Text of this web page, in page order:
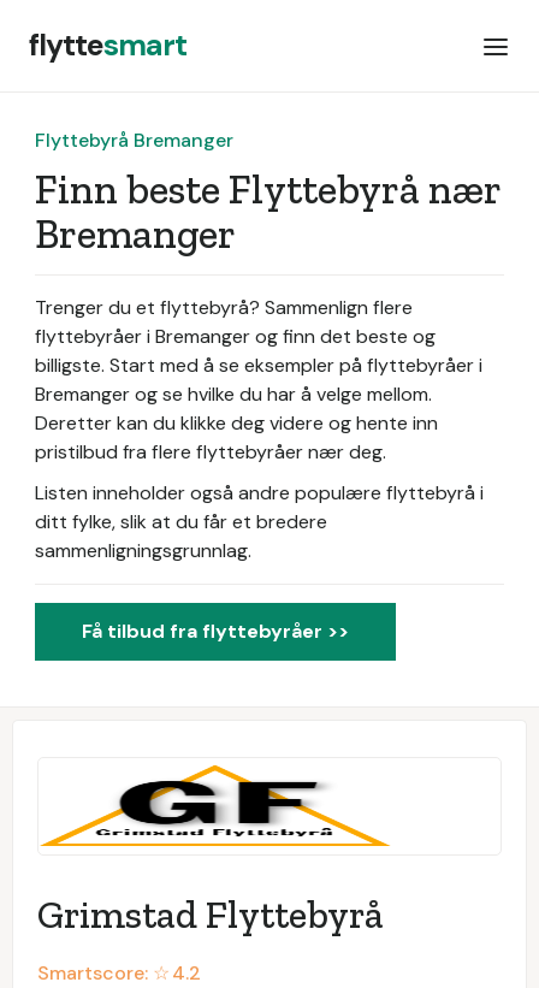
flyttesmart
Flyttebyrå Bremanger
Finn beste Flyttebyrå nær
Bremanger
Trenger du et flyttebyrå? Sammenlign flere
flyttebyråer i Bremanger og finn det beste og
billigste. Start med å se eksempler på flyttebyråer i
Bremanger og se hvilke du har å velge mellom.
Deretter kan du klikke deg videre og hente inn
pristilbud fra flere flyttebyråer nær deg.
Listen inneholder også andre populære flyttebyrå i
ditt fylke, slik at du får et bredere
sammenligningsgrunnlag.
Få tilbud fra flyttebyråer >>
Grimstad Flyttebyrå
Smartscore: ☆4.2